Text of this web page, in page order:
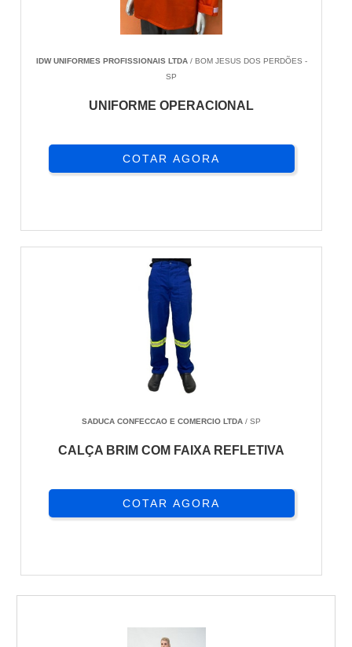
IDW UNIFORMES PROFISSIONAIS LTDA/ BOM JESUS DOS PERDÕES -
SP
UNIFORME OPERACIONAL
COTAR AGORA
SADUCA CONFECCAO E COMERCIO LTDA / SP
CALÇA BRIM COM FAIXA REFLETIVA
COTAR AGORA